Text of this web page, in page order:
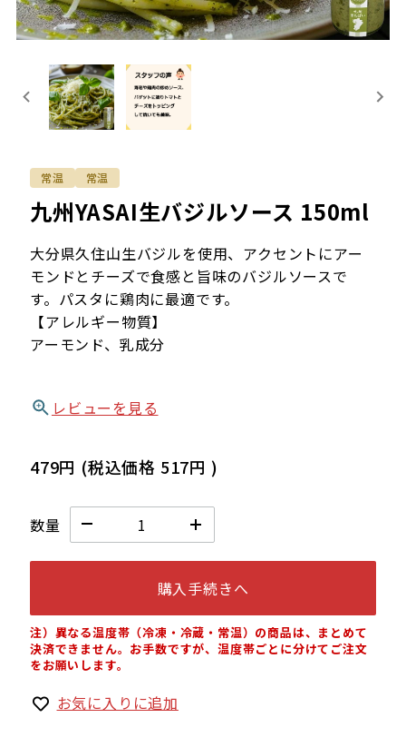
九州YASAI生バジルソース 150ml
大分県久住山生バジルを使用、アクセントにアー
モンドとチーズで食感と旨味のバジルソースで
す。パスタに鶏肉に最適です。
【アレルギー物質】
アーモンド、乳成分
レビューを見る
479円 (税込価格 517円 )
数量
購入手続きへ
注）異なる温度帯（冷凍・冷蔵・常温）の商品は、まとめて
決済できません。お手数ですが、温度帯ごとに分けてご注文
をお願いします。
お気に入りに追加
常温 常温